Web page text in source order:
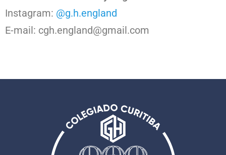
Instagram: @g.h.england
E-mail: cgh.england@gmail.com